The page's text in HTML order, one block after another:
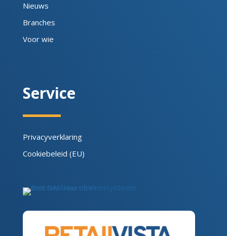
Nieuws
Branches
Voor wie
Service
Privacyverklaring
Cookiebeleid (EU)